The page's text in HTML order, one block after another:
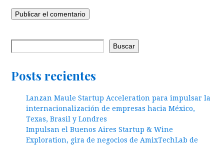
Buscar
Posts recientes
Lanzan Maule Startup Acceleration para impulsar la
internacionalización de empresas hacia México,
Texas, Brasil y Londres
Impulsan el Buenos Aires Startup & Wine
Exploration, gira de negocios de AmixTechLab de